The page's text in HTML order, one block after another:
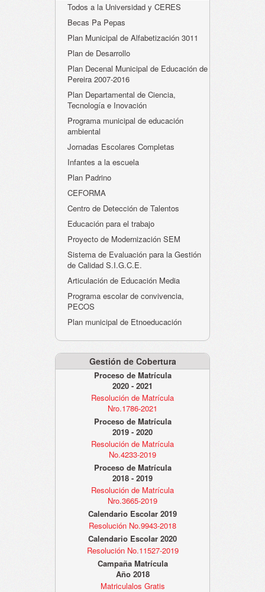
Todos a la Universidad y CERES
Becas Pa Pepas
Plan Municipal de Alfabetización 3011
Plan de Desarrollo
Plan Decenal Municipal de Educación de
Pereira 2007-2016
Plan Departamental de Ciencia,
Tecnología e Inovación
Programa municipal de educación
ambiental
Jornadas Escolares Completas
Infantes a la escuela
Plan Padrino
CEFORMA
Centro de Detección de Talentos
Educación para el trabajo
Proyecto de Modernización SEM
Sistema de Evaluación para la Gestión
de Calidad S.I.G.C.E.
Articulación de Educación Media
Programa escolar de convivencia,
PECOS
Plan municipal de Etnoeducación
Gestión de Cobertura
Proceso de Matrícula
2020 - 2021
Resolución de Matrícula
Nro.1786-2021
Proceso de Matrícula
2019 - 2020
Resolución de Matrícula
No.4233-2019
Proceso de Matrícula
2018 - 2019
Resolución de Matrícula
Nro.3665-2019
Calendario Escolar 2019
Resolución No.9943-2018
Calendario Escolar 2020
Resolución No.11527-2019
Campaña Matrícula
Año 2018
Matriculalos Gratis